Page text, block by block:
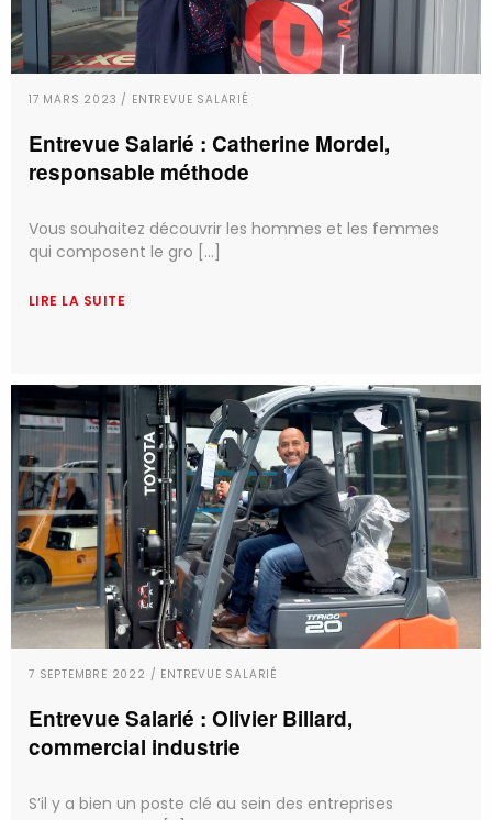
17 MARS 2023 / ENTREVUE SALARIÉ
Entrevue Salarié : Catherine Mordel,
responsable méthode
Vous souhaitez découvrir les hommes et les femmes
qui composent le gro [...]
LIRE LA SUITE
7 SEPTEMBRE 2022 / ENTREVUE SALARIÉ
Entrevue Salarié : Olivier Billard,
commercial industrie
S’il y a bien un poste clé au sein des entreprises